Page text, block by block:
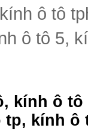
ô tô
ô tô 5,
kính ô
tp, kính ô